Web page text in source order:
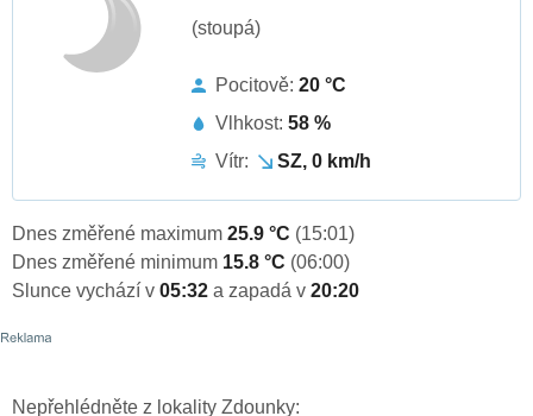
(stoupá)
Pocitově: 20 °C
Vlhkost: 58 %
Vítr:
SZ, 0 km/h
Dnes změřené maximum 25.9 °C (15:01)
Dnes změřené minimum 15.8 °C (06:00)
Slunce vychází v 05:32 a zapadá v 20:20
Nepřehlédněte z lokality Zdounky: